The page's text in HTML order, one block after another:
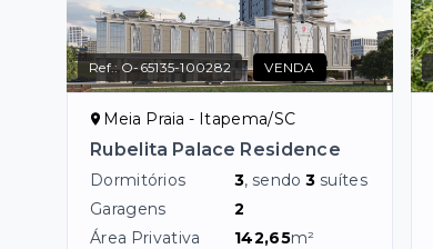
Ref.:O-65135-100282 VENDA
Meia Praia - Itapema/SC
Rubelita Palace Residence
Dormitórios 3, sendo3 suítes
Garagens
2
Área Privativa
142,65m²